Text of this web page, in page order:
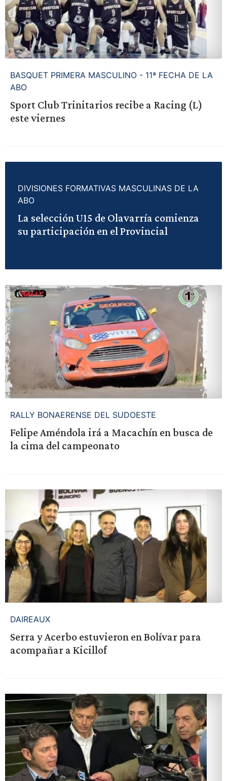
BASQUET PRIMERA MASCULINO - 11ª FECHA DE LA
ABO
Sport Club Trinitarios recibe a Racing (L)
este viernes
DIVISIONES FORMATIVAS MASCULINAS DE LA
ABO
La selección U15 de Olavarría comienza
su participación en el Provincial
RALLY BONAERENSE DEL SUDOESTE
Felipe Améndola irá a Macachín en busca de
la cima del campeonato
DAIREAUX
Serra y Acerbo estuvieron en Bolívar para
acompañar a Kicillof